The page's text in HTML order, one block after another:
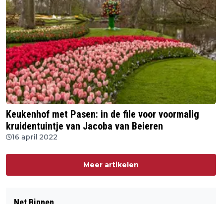
Keukenhof met Pasen: in de file voor voormalig
kruidentuintje van Jacoba van Beieren
16 april 2022
Meer artikelen